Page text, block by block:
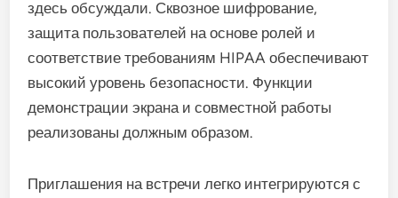
здесь обсуждали. Сквозное шифрование,
защита пользователей на основе ролей и
соответствие требованиям HIPAA обеспечивают
высокий уровень безопасности. Функции
демонстрации экрана и совместной работы
реализованы должным образом.
Приглашения на встречи легко интегрируются с